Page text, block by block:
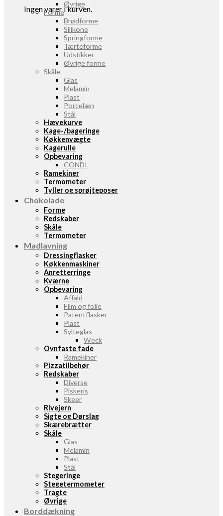
Ingen varer i kurven.
Øvrige
Forme
Brødforme
Silikone
Springforme
Tærteforme
Udstikker
Øvrige forme
Skåle
Glas
Melamin
Plast
Porcelæn
Stål
Hævekurve
Kage-/bageringe
Køkkenvægte
Kagerulle
Opbevaring
CONDI
Ramekiner
Termometer
Tyller og sprøjteposer
Chokolade
Forme
Redskaber
Skåle
Termometer
Madlavning
Dressingflasker
Køkkenmaskiner
Anretterringe
Kværne
Opbevaring
Affald
Film og folie
Patentflasker
Plast
Sylteglas
Weck
Ovnfaste fade
Ramekiner
Pizzatilbehør
Redskaber
Diverse
Piskeris
Skeer
Rivejern
Sigte og Dørslag
Skærebrætter
Skåle
Glas
Melamin
Plast
Stål
Stegeringe
Stegetermometer
Tragte
Øvrige
Borddækning